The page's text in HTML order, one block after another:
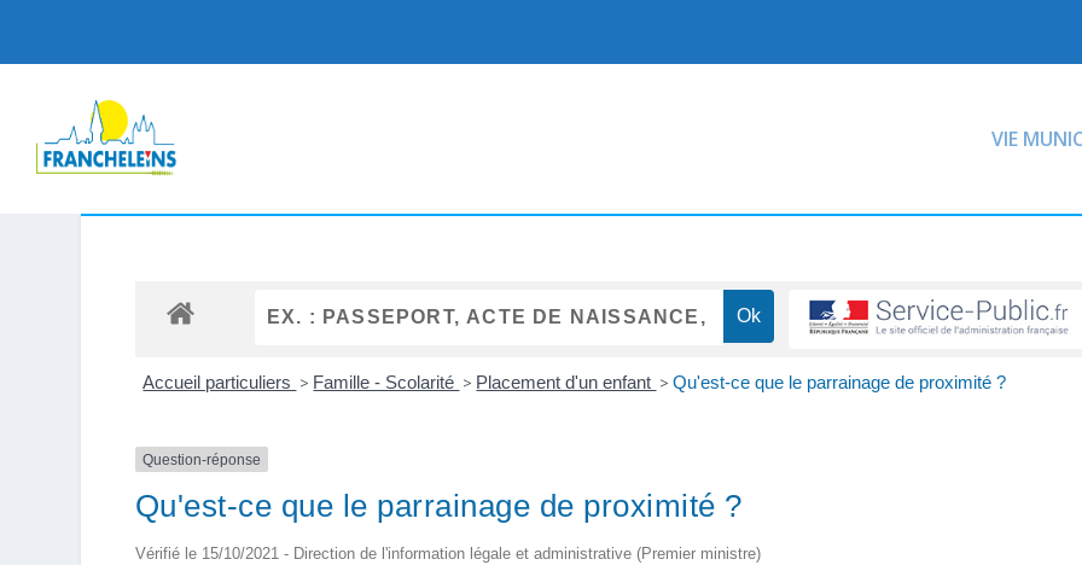
VIE
Accueil particuliers > Famille - Scolarité > Placement d'un enfant > Qu'est-ce que le parrainage de proximité ?
Question-réponse
Qu'est-ce que le parrainage de proximité ?
Vérifié le 15/10/2021 - Direction de l'information légale et administrative (Premier ministre)